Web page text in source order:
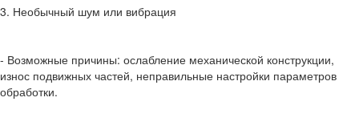
3. Необычный шум или вибрация
- Возможные причины: ослабление механической конструкции,
износ подвижных частей, неправильные настройки параметров
обработки.